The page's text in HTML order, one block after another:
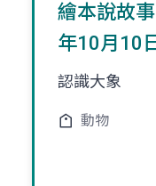
繪本說故
年10月10
認識大象
動物